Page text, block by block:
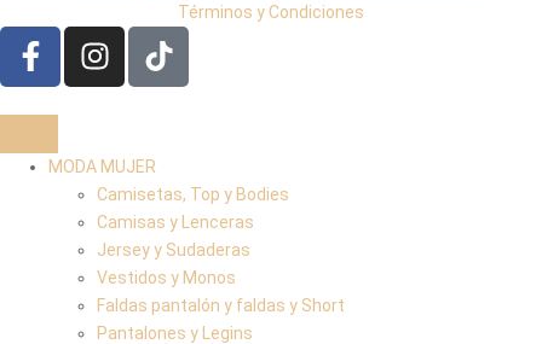
Términos y Condiciones
MODA MUJER
Camisetas, Top y Bodies
Camisas y Lenceras
Jersey y Sudaderas
Vestidos y Monos
Faldas pantalón y faldas y Short
Pantalones y Legins